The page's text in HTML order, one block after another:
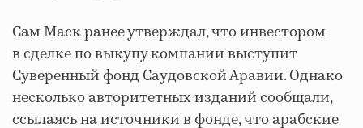
Сам Маск ранее утверждал, что инвестором
в сделке по выкупу компании выступит
Суверенный фонд Саудовской Аравии. Однако
несколько авторитетных изданий сообщали,
ссылаясь на источники в фонде, что арабские